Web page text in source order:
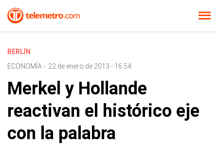
BERLÍN
ECONOMÍA - 22 de enero de 2013 - 16:54
Merkel y Hollande
reactivan el histórico eje
con la palabra